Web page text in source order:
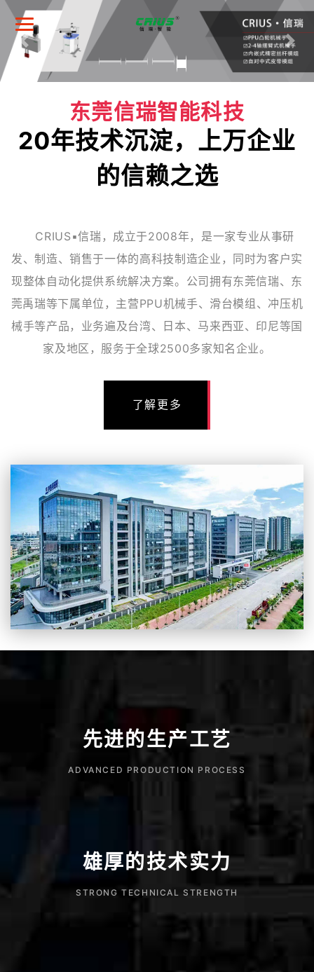
东莞信瑞智能科技
20年技术沉淀，上万企业
的信赖之选
CRIUS▪信瑞，成立于2008年，是一家专业从事研
发、制造、销售于一体的高科技制造企业，同时为客户实
现整体自动化提供系统解决方案。公司拥有东莞信瑞、东
莞禹瑞等下属单位，主营PPU机械手、滑台模组、冲压机
械手等产品，业务遍及台湾、日本、马来西亚、印尼等国
家及地区，服务于全球2500多家知名企业。
了解更多
先进的生产工艺
ADVANCED PRODUCTION PROCESS
雄厚的技术实力
STRONG TECHNICAL STRENGTH